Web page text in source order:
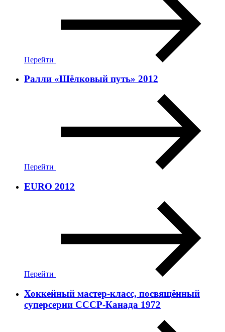
Перейти
Ралли «Шёлковый путь» 2012
Перейти
EURO 2012
Перейти
Хоккейный мастер-класс, посвящённый
суперсерии СССР-Канада 1972